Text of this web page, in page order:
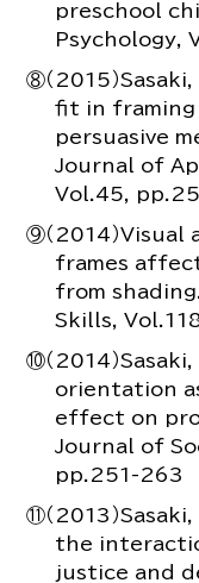
preschool
Psychology,
⑧（2015）
fit in framing
persuasive
Journal of
Vol.45,
⑨（2014）
frames
from
Skills,
⑩（2014）
orientation
effect on
Journal of
pp.251-263
⑪（2013）
the
justice and